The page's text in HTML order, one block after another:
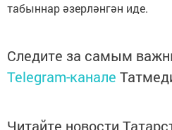
табыннар әзерләнгән иде.
Следите за самым
Telegram-канале
Читайте новости